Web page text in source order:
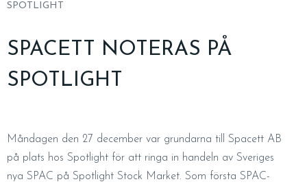
SPOTLIGHT
SPACETT NOTERAS PÅ
SPOTLIGHT
Måndagen den 27 december var grundarna till Spacett AB
på plats hos Spotlight för att ringa in handeln av Sveriges
nya SPAC på Spotlight Stock Market. Som första SPAC-